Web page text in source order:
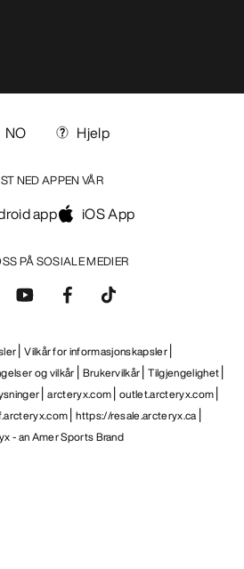
PÅ SOSIALE MEDIER
NO Hjelp
NED APPEN VÅR
app iOS App
Vilkår for informasjonskapsler
og vilkår Brukervilkår Tilgjengelighet
arcteryx.com outlet.arcteryx.com
https://resale.arcteryx.ca
- an Amer Sports Brand